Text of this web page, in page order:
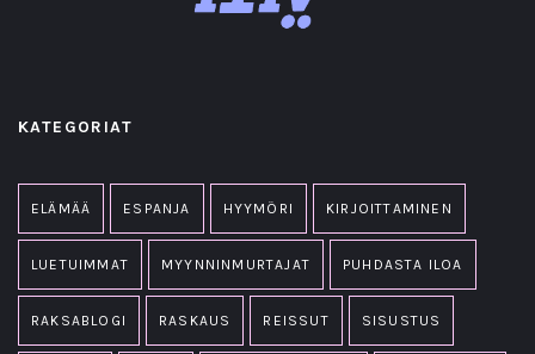
KATEGORIAT
ELÄMÄÄ ESPANJA HYYMÖRI KIRJOITTAMINEN
LUETUIMMAT MYYNNINMURTAJAT PUHDASTA ILOA
RAKSABLOGI RASKAUS REISSUT SISUSTUS